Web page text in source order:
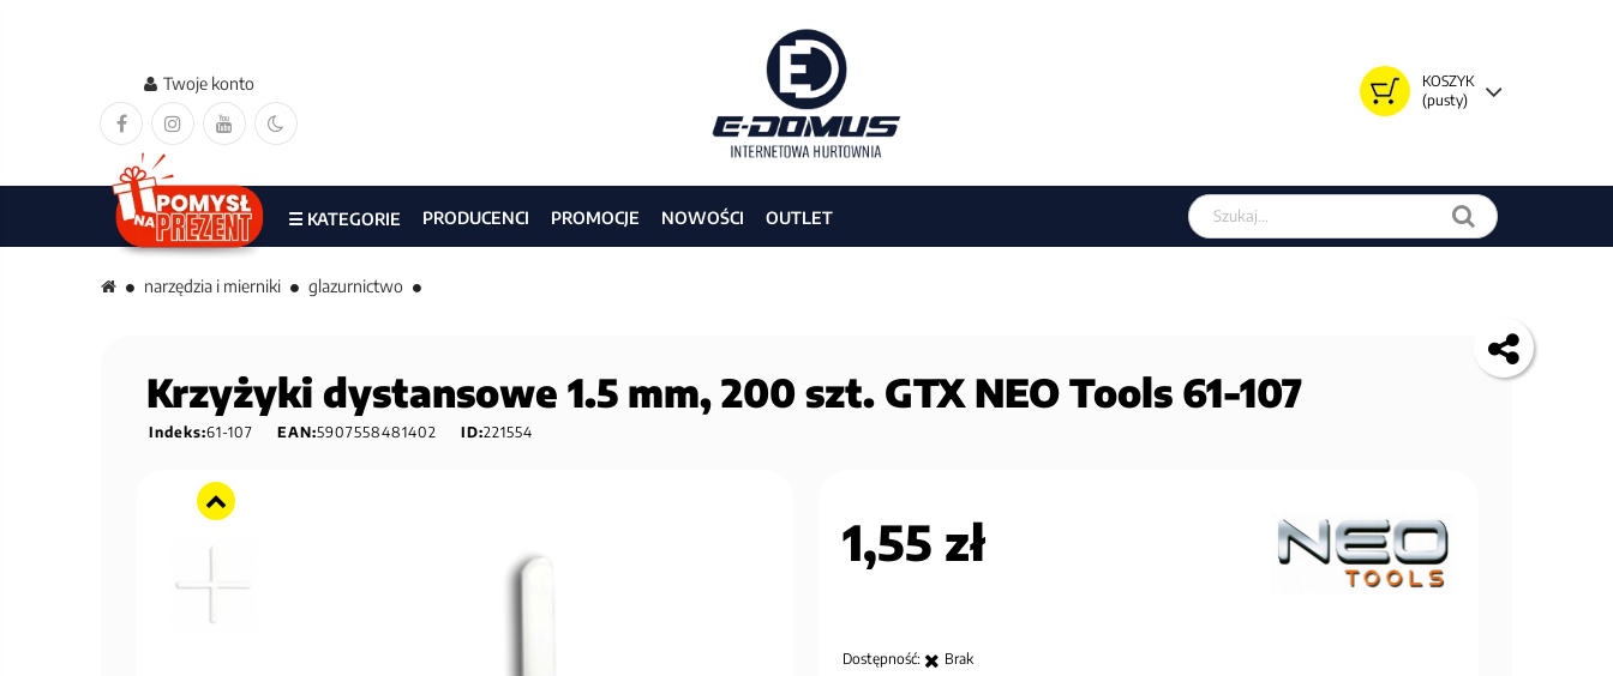
KOSZYK
(pusty)
Twoje konto
Szukaj w sklepie
☰ KATEGORIE PRODUCENCI PROMOCJE NOWOŚCI OUTLET
narzędzia i mierniki glazurnictwo
Krzyżyki dystansowe 1.5 mm, 200 szt. GTX NEO Tools 61-107
Indeks:61-107 EAN:5907558481402 ID:221554
1,55 zł
Dostępność: Brak